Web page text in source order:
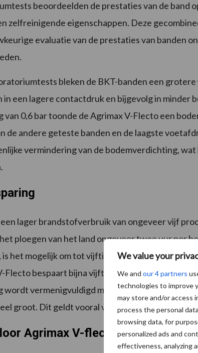
We value your
We and our 4 partners
technologies to improve
may store and/or access
process the personal
browsing data, for
personalized ads and
effectiveness, analyzing
beoordeelden de prestaties van de band
zelfreinigende eigenschappen. Deze
evaluatie van de prestaties van banden
bleken de BKT-banden een
een lagere contactdruk en bijgevolg in minder
van 0,6 bar toonde de Agrimax V-Flecto een
de andere geteste banden en de laagste
vermindering van de bodemverdichting,
lager brandstofverbruik van ongeveer vijf
ploegen van het land ongeveer twee uur per
het mogelijk om tot vijftien hectare per dag te
Flecto bespaart bijna vijftien liter brandstof per
wordt vermenigvuldigd met het aantal
groot. Dit geldt vooral voor aannemers die
Agrimax V-flecto